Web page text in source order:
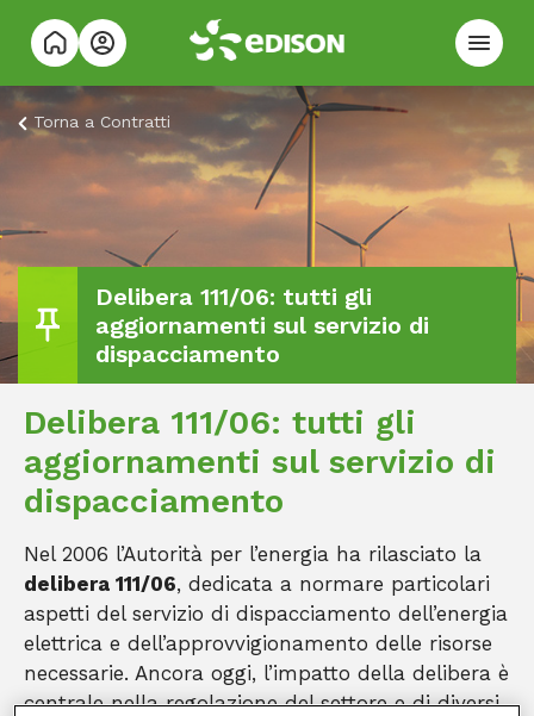
Torna a Contratti
Delibera 111/06: tutti gli
aggiornamenti sul servizio di
dispacciamento
Delibera 111/06: tutti gli
aggiornamenti sul servizio di
dispacciamento
Nel 2006 l’Autorità per l’energia ha rilasciato la
delibera 111/06, dedicata a normare particolari
aspetti del servizio di dispacciamento dell’energia
elettrica e dell’approvvigionamento delle risorse
necessarie. Ancora oggi, l’impatto della delibera è
centrale nella regolazione del settore e di diversi